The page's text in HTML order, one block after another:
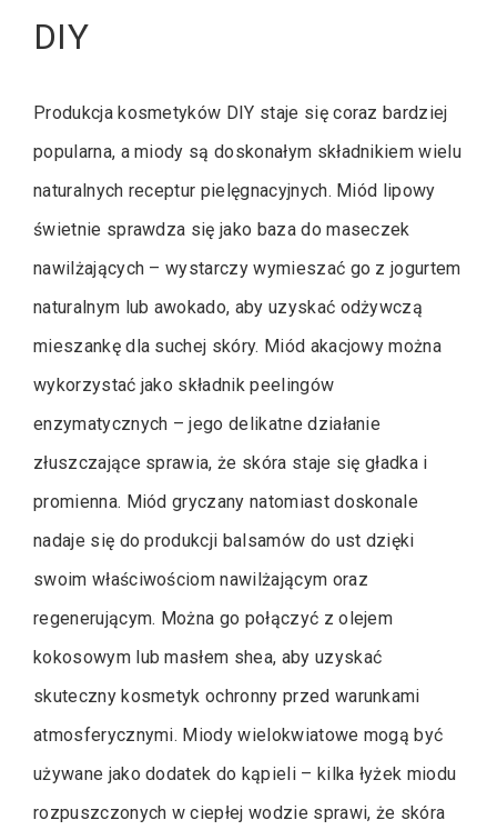
DIY
Produkcja kosmetyków DIY staje się coraz bardziej
popularna, a miody są doskonałym składnikiem wielu
naturalnych receptur pielęgnacyjnych. Miód lipowy
świetnie sprawdza się jako baza do maseczek
nawilżających – wystarczy wymieszać go z jogurtem
naturalnym lub awokado, aby uzyskać odżywczą
mieszankę dla suchej skóry. Miód akacjowy można
wykorzystać jako składnik peelingów
enzymatycznych – jego delikatne działanie
złuszczające sprawia, że skóra staje się gładka i
promienna. Miód gryczany natomiast doskonale
nadaje się do produkcji balsamów do ust dzięki
swoim właściwościom nawilżającym oraz
regenerującym. Można go połączyć z olejem
kokosowym lub masłem shea, aby uzyskać
skuteczny kosmetyk ochronny przed warunkami
atmosferycznymi. Miody wielokwiatowe mogą być
używane jako dodatek do kąpieli – kilka łyżek miodu
rozpuszczonych w ciepłej wodzie sprawi, że skóra